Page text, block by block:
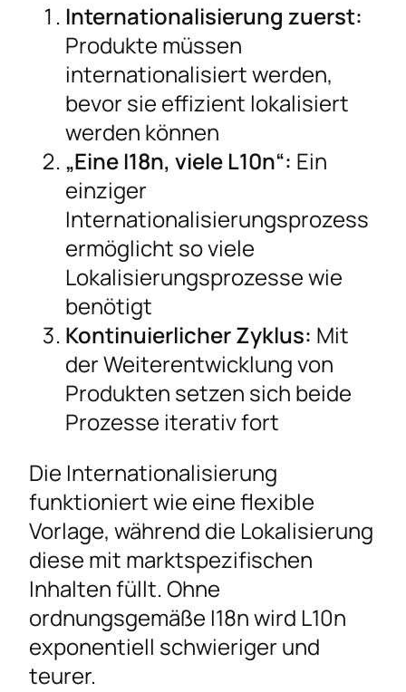
Internationalisierung zuerst:
Produkte müssen
internationalisiert werden,
bevor sie effizient lokalisiert
werden können
„Eine I18n, viele L10n“: Ein
einziger
Internationalisierungsprozess
ermöglicht so viele
Lokalisierungsprozesse wie
benötigt
Kontinuierlicher Zyklus: Mit
der Weiterentwicklung von
Produkten setzen sich beide
Prozesse iterativ fort
Die Internationalisierung
funktioniert wie eine flexible
Vorlage, während die Lokalisierung
diese mit marktspezifischen
Inhalten füllt. Ohne
ordnungsgemäße I18n wird L10n
exponentiell schwieriger und
teurer.